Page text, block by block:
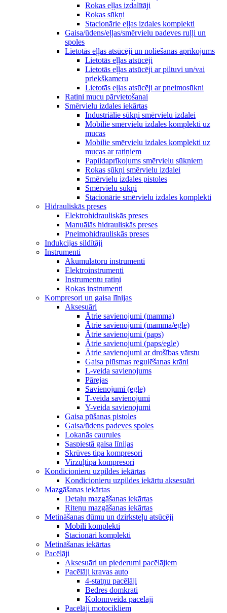
Rokas eļļas izdalītāji
Rokas sūkņi
Stacionārie eļļas izdales komplekti
Gaisa/ūdens/eļļas/smērvielu padeves ruļļi un
spoles
Lietotās eļļas atsūcēji un noliešanas aprīkojums
Lietotās eļļas atsūcēji
Lietotās eļļas atsūcēji ar piltuvi un/vai
priekškameru
Lietotās eļļas atsūcēji ar pneimosūkni
Ratiņi mucu pārvietošanai
Smērvielu izdales iekārtas
Industriālie sūkņi smērvielu izdalei
Mobilie smērvielu izdales komplekti uz
mucas
Mobilie smērvielu izdales komplekti uz
mucas ar ratiņiem
Papildaprīkojums smērvielu sūkņiem
Rokas sūkņi smērvielu izdalei
Smērvielu izdales pistoles
Smērvielu sūkņi
Stacionārie smērvielu izdales komplekti
Hidrauliskās preses
Elektrohidrauliskās preses
Manuālās hidrauliskās preses
Pneimohidrauliskās preses
Indukcijas sildītāji
Instrumenti
Akumulatoru instrumenti
Elektroinstrumenti
Instrumentu ratiņi
Rokas instrumenti
Kompresori un gaisa līnijas
Aksesuāri
Ātrie savienojumi (mamma)
Ātrie savienojumi (mamma/egle)
Ātrie savienojumi (paps)
Ātrie savienojumi (paps/egle)
Ātrie savienojumi ar drošības vārstu
Gaisa plūsmas regulēšanas krāni
L-veida savienojums
Pārejas
Savienojumi (egle)
T-veida savienojumi
Y-veida savienojumi
Gaisa pūšanas pistoles
Gaisa/ūdens padeves spoles
Lokanās caurules
Saspiestā gaisa līnijas
Skrūves tipa kompresori
Virzuļtipa kompresori
Kondicionieru uzpildes iekārtas
Kondicionieru uzpildes iekārtu aksesuāri
Mazgāšanas iekārtas
Detaļu mazgāšanas iekārtas
Riteņu mazgāšanas iekārtas
Metināšanas dūmu un dzirksteļu atsūcēji
Mobili komplekti
Stacionāri komplekti
Metināšanas iekārtas
Pacēlāji
Aksesuāri un piederumi pacēlājiem
Pacēlāji kravas auto
4-statņu pacēlāji
Bedres domkrati
Kolonnveida pacēlāji
Pacēlāji motocikliem